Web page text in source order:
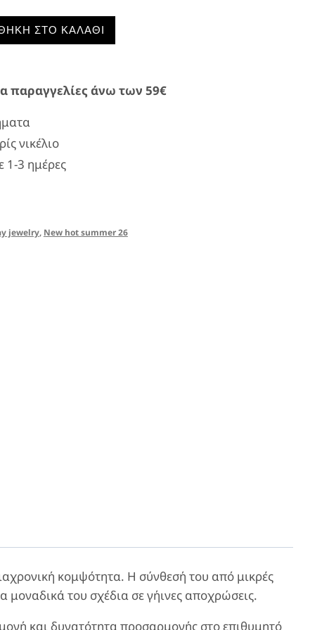
€.
ΣΤΟ ΚΑΛΆΘΙ
παραγγελίες άνω των 59€
νικέλιο
1-3 ημέρες
jewelry, New hot summer 26
κομψότητα. Η σύνθεσή του από μικρές
μοναδικά του σχέδια σε γήινες αποχρώσεις.
και δυνατότητα προσαρμογής στο επιθυμητό